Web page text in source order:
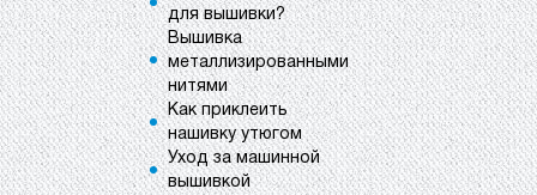
для вышивки?
Вышивка
металлизированными
нитями
Как приклеить
нашивку утюгом
Уход за машинной
вышивкой